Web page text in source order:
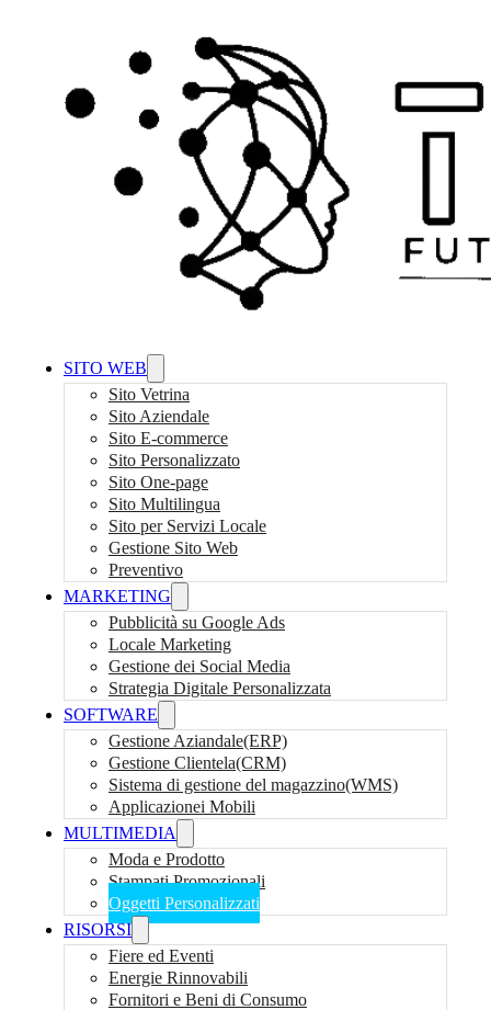
SITO WEB
Sito Vetrina
Sito Aziendale
Sito E-commerce
Sito Personalizzato
Sito One-page
Sito Multilingua
Sito per Servizi Locale
Gestione Sito Web
Preventivo
MARKETING
Pubblicità su Google Ads
Locale Marketing
Gestione dei Social Media
Strategia Digitale Personalizzata
SOFTWARE
Gestione Aziandale(ERP)
Gestione Clientela(CRM)
Sistema di gestione del magazzino(WMS)
Applicazionei Mobili
MULTIMEDIA
Moda e Prodotto
Stampati Promozionali
Oggetti Personalizzati
RISORSI
Fiere ed Eventi
Energie Rinnovabili
Fornitori e Beni di Consumo